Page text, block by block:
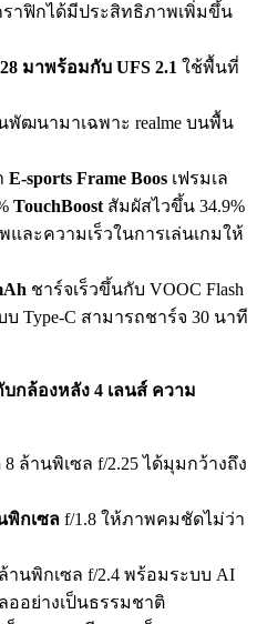
ราฟิกได้มีประสิทธิภาพเพิ่มขึ้น
มาพร้อมกับ UFS 2.1 ใช้พื้นที่
พัฒนามาเฉพาะ realme บนพื้น
E-sports Frame Boos เฟรมเล
TouchBoost สัมผัสไวขึ้น 34.9%
ละความเร็วในการเล่นเกมให้
ชาร์จเร็วขึ้นกับ VOOC Flash
บ Type-C สามารถชาร์จ 30 นาที
กล้องหลัง 4 เลนส์ ความ
ล้านพิเซล f/2.25 ได้มุมกว้างถึง
พิกเซล f/1.8 ให้ภาพคมชัดไม่ว่า
านพิกเซล f/2.4 พร้อมระบบ AI
ออย่างเป็นธรรมชาติ